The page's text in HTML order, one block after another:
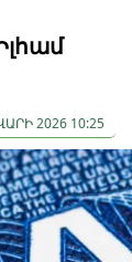
2026 10:25